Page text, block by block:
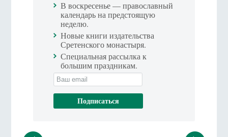
В воскресенье — православный
календарь на предстоящую
неделю.
Новые книги издательства
Сретенского монастыря.
Специальная рассылка к
большим праздникам.